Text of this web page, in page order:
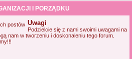
I PORZĄDKU
Uwagi
Podzielcie się z nami swoimi uwagami na
nam w tworzeniu i doskonaleniu tego forum.